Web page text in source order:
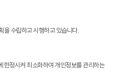
을 수립하고 시행하고 있습니다.
한정시켜 최소화하여 개인정보를 관리하는